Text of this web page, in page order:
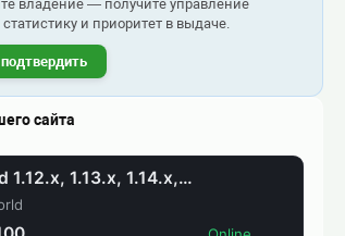
владение — получите управление
статистику и приоритет в выдаче.
сайта